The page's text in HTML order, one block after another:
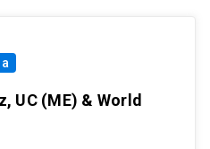
UC (ME) & World